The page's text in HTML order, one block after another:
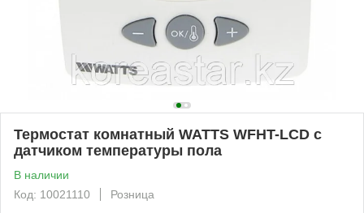
Термостат комнатный WATTS WFHT-LCD с
датчиком температуры пола
В наличии
Код: 10021110
Розница